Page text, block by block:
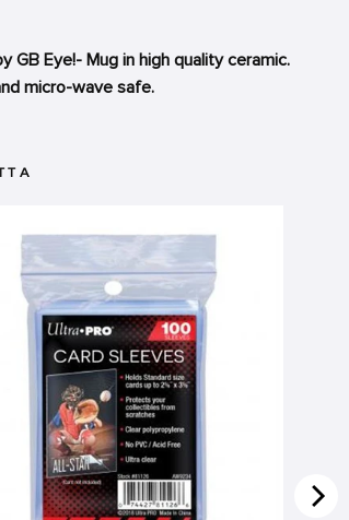
GB Eye!- Mug in high quality ceramic.
micro-wave safe.